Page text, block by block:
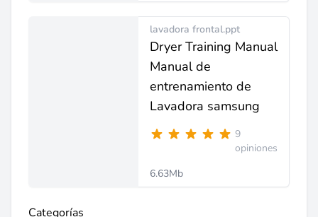
lavadora frontal.ppt
Dryer Training Manual
Manual de
entrenamiento de
Lavadora samsung
9
opiniones
6.63Mb
Categorías